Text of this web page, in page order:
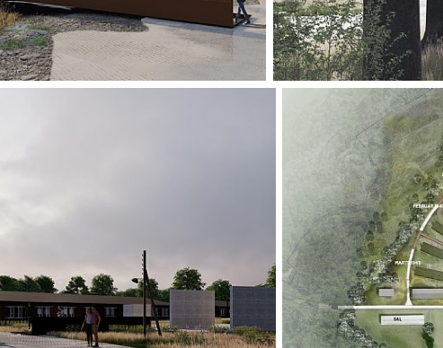
Her, midt i
minderne
mellem ude